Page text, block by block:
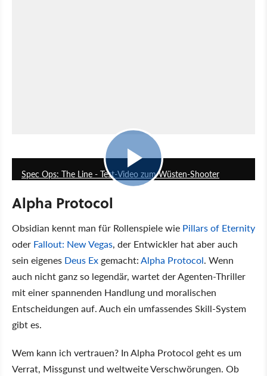
Spec Ops: The Line - Test-Video zum Wüsten-Shooter
Alpha Protocol
Obsidian kennt man für Rollenspiele wie Pillars of Eternity
oder Fallout: New Vegas, der Entwickler hat aber auch
sein eigenes Deus Ex gemacht:Alpha Protocol. Wenn
auch nicht ganz so legendär, wartet der Agenten-Thriller
mit einer spannenden Handlung und moralischen
Entscheidungen auf. Auch ein umfassendes Skill-System
gibt es.
Wem kann ich vertrauen? In Alpha Protocol geht es um
Verrat, Missgunst und weltweite Verschwörungen. Ob